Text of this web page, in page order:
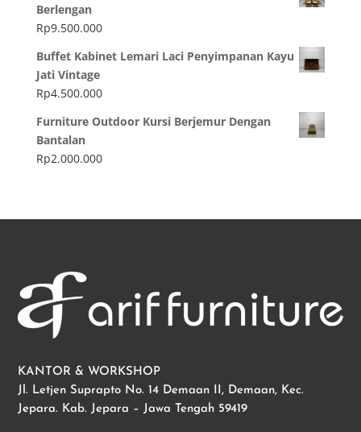
Berlengan
Rp9.500.000
Buffet Kabinet Lemari Laci Penyimpanan Kayu
Jati Vintage
Rp4.500.000
Furniture Outdoor Kursi Berjemur Dengan
Bantalan
Rp2.000.000
KANTOR & WORKSHOP
Jl. Letjen Suprapto No. 14 Demaan II, Demaan, Kec.
Jepara. Kab. Jepara – Jawa Tengah 59419